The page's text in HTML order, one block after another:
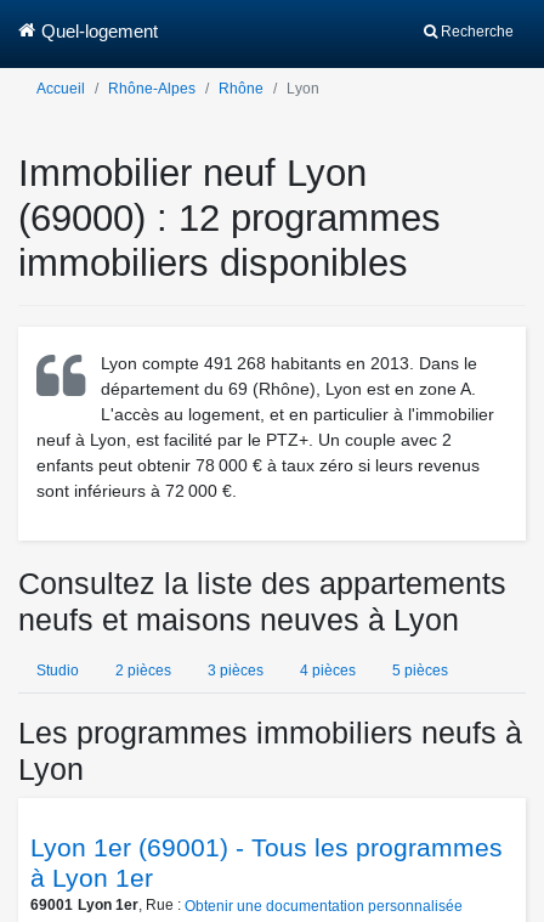
Recherche
Quel-logement
Accueil Rhône-Alpes Rhône Lyon
Immobilier neuf Lyon
(69000) : 12 programmes
immobiliers disponibles
Lyon compte 491 268 habitants en 2013. Dans le
département du 69 (Rhône), Lyon est en zone A.
L'accès au logement, et en particulier à l'immobilier
neuf à Lyon, est facilité par le PTZ+. Un couple avec 2
enfants peut obtenir 78 000 € à taux zéro si leurs revenus
sont inférieurs à 72 000 €.
Consultez la liste des appartements
neufs et maisons neuves à Lyon
Studio 2 pièces 3 pièces 4 pièces 5 pièces
Les programmes immobiliers neufs à
Lyon
Lyon 1er (69001) - Tous les programmes
à Lyon 1er
69001 Lyon 1er , Rue : Obtenir une documentation personnalisée